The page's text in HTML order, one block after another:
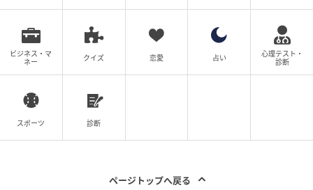
ウーマンエキサイト
ビジネス・マ
ネー
クイズ 恋愛 占い
心理テスト・
診断
スポーツ 診断
ページトップへ戻る